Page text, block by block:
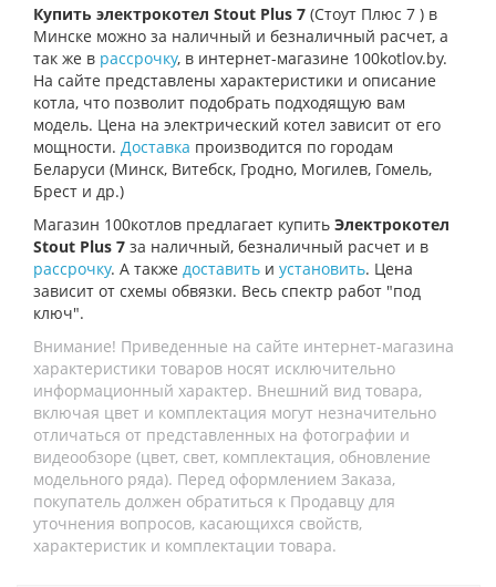
Купить электрокотел Stout Plus 7 (Стоут Плюс 7 ) в
Минске можно за наличный и безналичный расчет, а
так же в рассрочку, в интернет-магазине 100kotlov.by.
На сайте представлены характеристики и описание
котла, что позволит подобрать подходящую вам
модель. Цена на электрический котел зависит от его
мощности. Доставка производится по городам
Беларуси (Минск, Витебск, Гродно, Могилев, Гомель,
Брест и др.)
Магазин 100котлов предлагает купить Электрокотел
Stout Plus 7 за наличный, безналичный расчет и в
рассрочку. А также доставить и установить. Цена
зависит от схемы обвязки. Весь спектр работ "под
ключ".
Внимание! Приведенные на сайте интернет-магазина
характеристики товаров носят исключительно
информационный характер. Внешний вид товара,
включая цвет и комплектация могут незначительно
отличаться от представленных на фотографии и
видеообзоре (цвет, свет, комплектация, обновление
модельного ряда). Перед оформлением Заказа,
покупатель должен обратиться к Продавцу для
уточнения вопросов, касающихся свойств,
характеристик и комплектации товара.